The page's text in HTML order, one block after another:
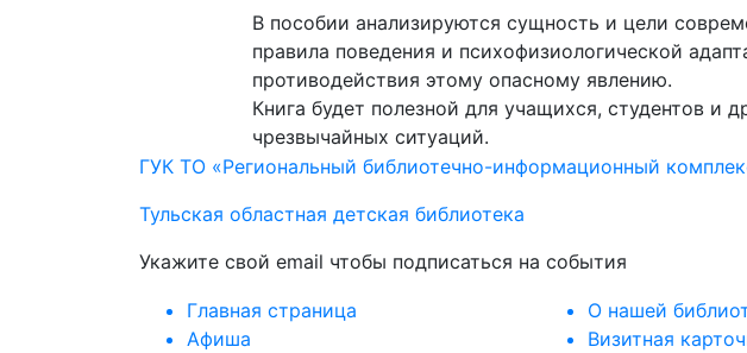
В пособии анализируются сущность и цели
правила поведения и психофизиологической
противодействия этому опасному явлению.
Книга будет полезной для учащихся, студентов и
чрезвычайных ситуаций.
ГУК ТО «Региональный библиотечно-информационный
Тульская областная детская библиотека
Укажите свой email чтобы подписаться на события
Главная страница
Афиша
О нашей
Визитная